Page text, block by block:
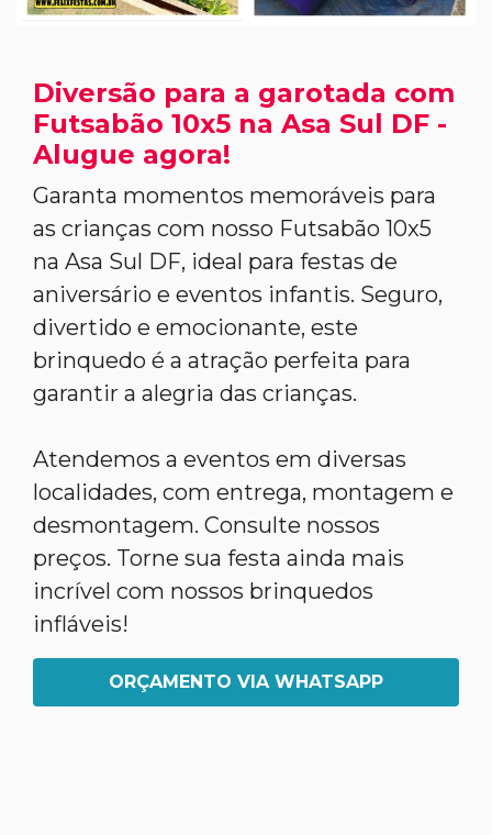
Diversão para a garotada com
Futsabão 10x5 na Asa Sul DF -
Alugue agora!
Garanta momentos memoráveis para
as crianças com nosso Futsabão 10x5
na Asa Sul DF, ideal para festas de
aniversário e eventos infantis. Seguro,
divertido e emocionante, este
brinquedo é a atração perfeita para
garantir a alegria das crianças.
Atendemos a eventos em diversas
localidades, com entrega, montagem e
desmontagem. Consulte nossos
preços. Torne sua festa ainda mais
incrível com nossos brinquedos
infláveis!
ORÇAMENTO VIA WHATSAPP